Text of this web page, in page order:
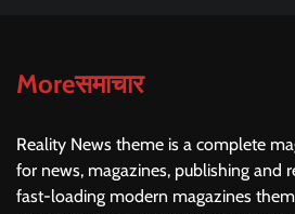
Moreसमाचार
Reality News theme is a complete
for news, magazines, publishing and
fast-loading modern magazines